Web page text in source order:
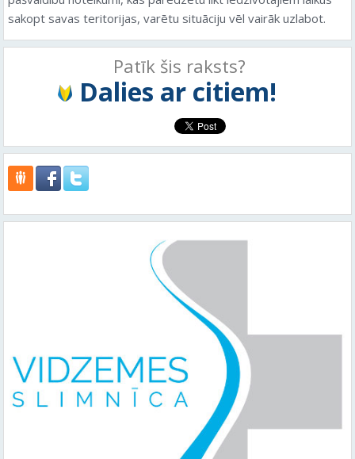
sakopt savas teritorijas, varētu situāciju vēl vairāk uzlabot.
Patīk šis raksts?
Dalies ar citiem!